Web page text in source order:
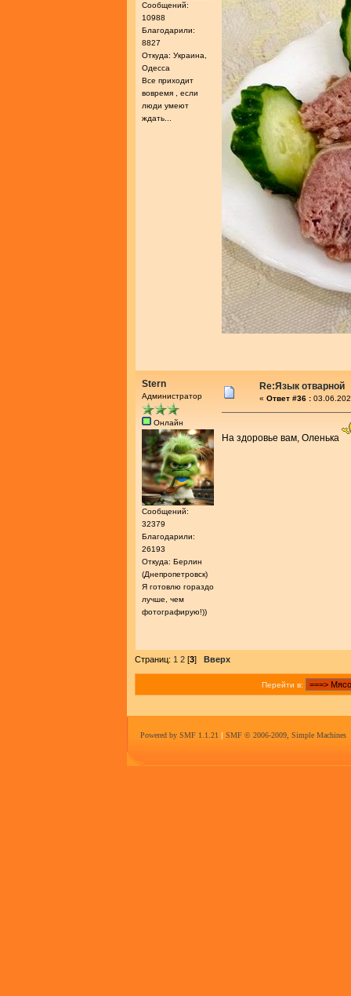
Сообщений:
10988
Благодарили:
8827
Откуда: Украина,
Одесса
Все приходит
вовремя , если
люди умеют
ждать...
Stern
Администратор
Онлайн
Сообщений:
32379
Благодарили:
26193
Откуда: Берлин
(Днепропетровск)
Я готовлю гораздо
лучше, чем
фотографирую!))
Re:Язык отварной
« Ответ #36 :
На здоровье вам, Оленька
Страниц: 1 2 [3] Вверх
Перейти в:
Powered by SMF 1.1.21 | SMF © 2006-2009, Simple Machines